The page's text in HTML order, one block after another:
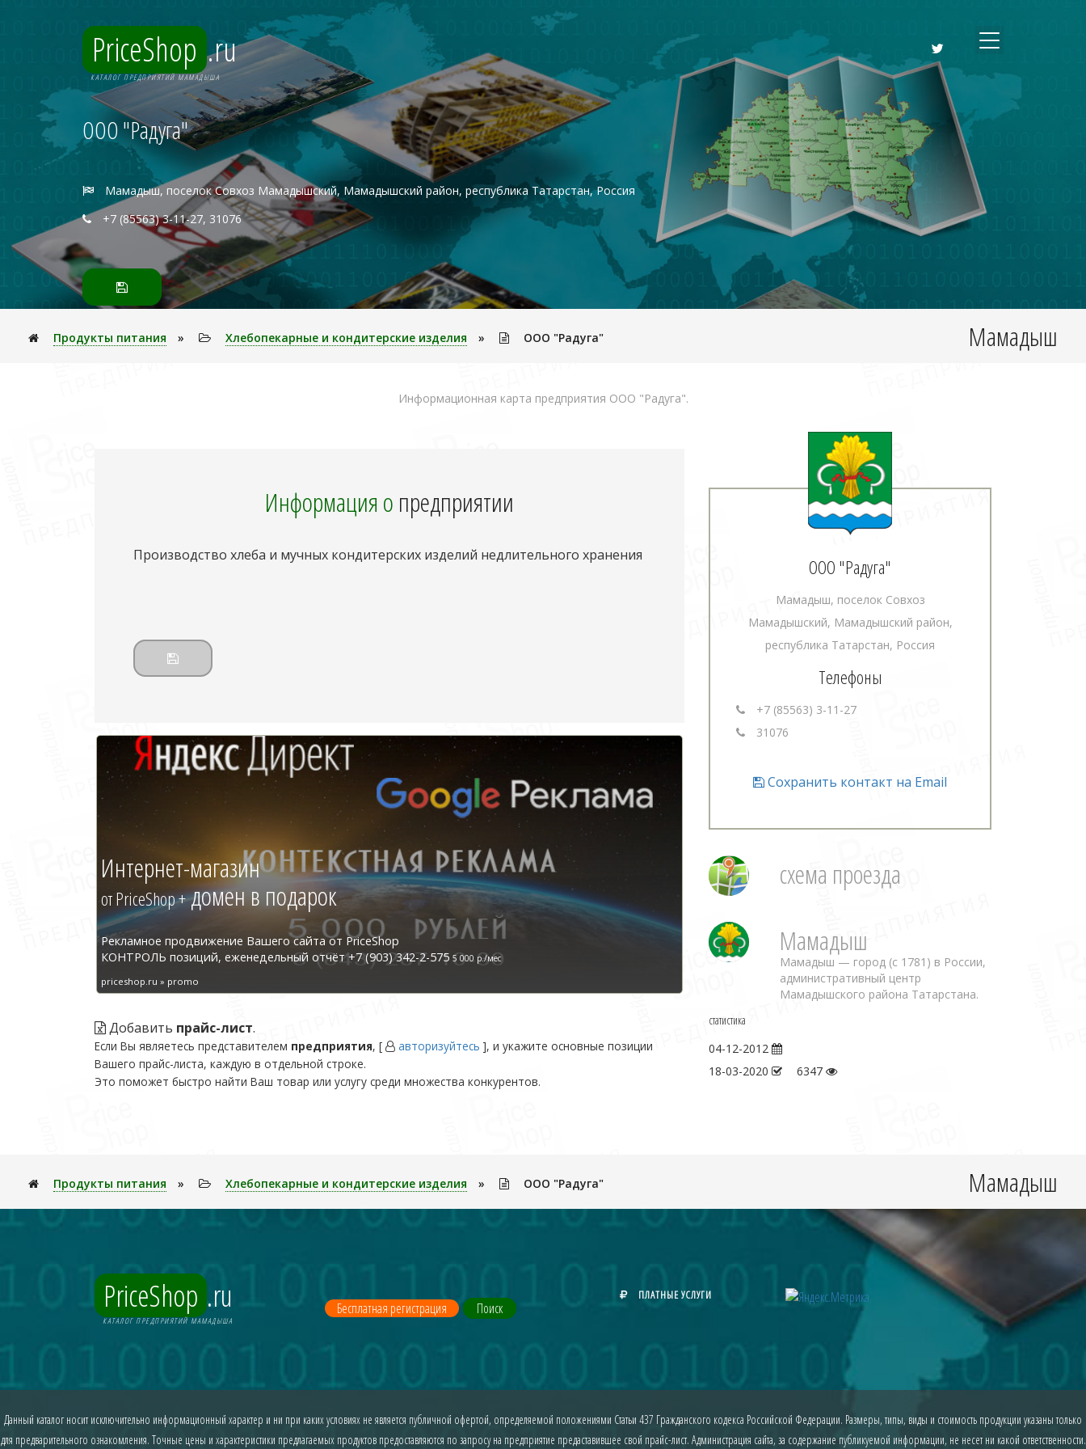
PriceShop .ru
КАТАЛОГ ПРЕДПРИЯТИЙ МАМАДЫША
ООО "Радуга"
Мамадыш, поселок Совхоз Мамадышский, Мамадышский район, республика Татарстан, Россия
+7 (85563) 3-11-27, 31076
Продукты питания » Хлебопекарные и кондитерские изделия » ООО "Радуга" Мамадыш
Информационная карта предприятия ООО "Радуга".
Информация о предприятии
Производство хлеба и мучных кондитерских изделий недлительного хранения
Интернет-магазин
от PriceShop +домен в подарок
Рекламное продвижение Вашего сайта от PriceShop
КОНТРОЛЬ позиций, еженедельный отчёт +7 (903) 342-2-575 5 000 р./мес
priceshop.ru » promo
Добавить прайс-лист.
Если Вы являетесь представителем предприятия, [ авторизуйтесь ], и укажите основные позиции
Вашего прайс-листа, каждую в отдельной строке.
Это поможет быстро найти Ваш товар или услугу среди множества конкурентов.
ООО "Радуга"
Мамадыш, поселок Совхоз
Мамадышский, Мамадышский район,
республика Татарстан, Россия
Телефоны
+7 (85563) 3-11-27
31076
Сохранить контакт на Email
схема проезда
Мамадыш
Мамадыш — город (с 1781) в России,
административный центр
Мамадышского района Татарстана.
статистика
04-12-2012
18-03-2020
6347
Продукты питания » Хлебопекарные и кондитерские изделия » ООО "Радуга" Мамадыш
PriceShop .ru
КАТАЛОГ ПРЕДПРИЯТИЙ МАМАДЫША
Бесплатная регистрация Поиск
ПЛАТНЫЕ УСЛУГИ
Данный каталог носит исключительно информационный характер и ни при каких условиях не является публичной офертой, определяемой положениями Статьи 437 Гражданского кодекса Российской Федерации. Размеры, типы, виды и стоимость продукции указаны только
для предварительного ознакомления. Точные цены и характеристики предлагаемых продуктов предоставляются по запросу на предприятие предаставившее свой прайс-лист. Администрация сайта, за содержание публикуемой информации, не несет ни какой ответственности.